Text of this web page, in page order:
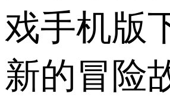
戏手机版
新的冒险